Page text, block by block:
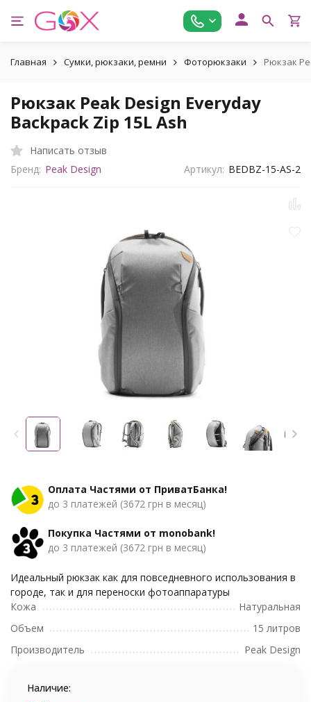
Главная Сумки, рюкзаки, ремни Фоторюкзаки Рюкзак
Рюкзак Peak Design Everyday
Backpack Zip 15L Ash
Написать отзыв
Бренд: Peak Design Артикул: BEDBZ-15-AS-2
Оплата Частями от ПриватБанка!
до 3 платежей (3672 грн в месяц)
Покупка Частями от monobank!
до 3 платежей (3672 грн в месяц)
Идеальный рюкзак как для повседневного использования в
городе, так и для переноски фотоаппаратуры
Кожа
Натуральная
Объем
15 литров
Производитель
Peak Design
Наличие: